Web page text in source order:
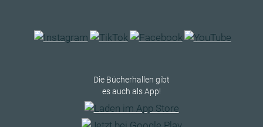
Die Bücherhallen gibt
es auch als App!